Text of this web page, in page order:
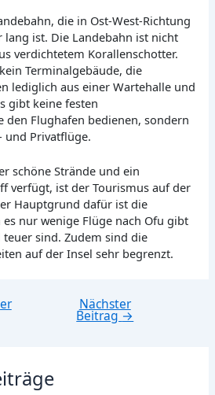
die in Ost-West-Richtung
lang ist. Die Landebahn ist nicht
verdichtetem Korallenschotter.
Terminalgebäude, die
lediglich aus einer Wartehalle und
gibt keine festen
den Flughafen bedienen, sondern
und Privatflüge.
schöne Strände und ein
verfügt, ist der Tourismus auf der
Hauptgrund dafür ist die
nur wenige Flüge nach Ofu gibt
teuer sind. Zudem sind die
auf der Insel sehr begrenzt.
Nächster
Beitrag→